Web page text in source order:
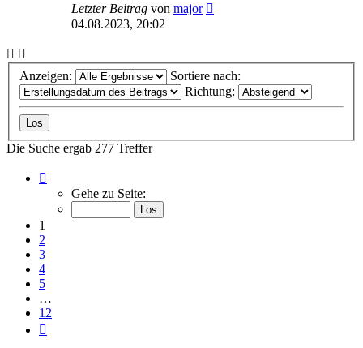
Letzter Beitrag von major
04.08.2023, 20:02
Anzeigen:
Sortiere nach:
Richtung:
Die Suche ergab 277 Treffer
von
Gehe zu Seite:
1
2
3
4
5
…
12